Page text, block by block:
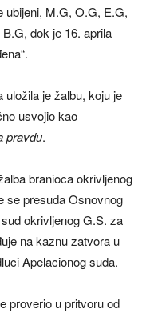
ubijeni, M.G, O.G, E.G,
dok je 16. aprila
uložila je žalbu, koju je
usvojio kao
pravdu.
branioca okrivljenog
se presuda Osnovnog
okrivljenog G.S. za
na kaznu zatvora u
Apelacionog suda.
proverio u pritvoru od